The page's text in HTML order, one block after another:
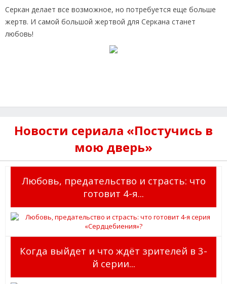
Серкан делает все возможное, но потребуется еще больше
жертв. И самой большой жертвой для Серкана станет
любовь!
Новости сериала «Постучись в
мою дверь»
Любовь, предательство и страсть: что
готовит 4-я...
Когда выйдет и что ждёт зрителей в 3-
й серии...